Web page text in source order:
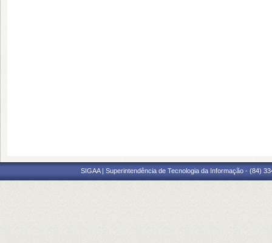
SIGAA | Superintendência de Tecnologia da Informação - (84)